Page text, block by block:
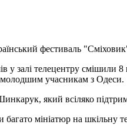
фестиваль
у залі телецентру
учасникам з Одеси.
який всіляко
мініатюр на шкільну